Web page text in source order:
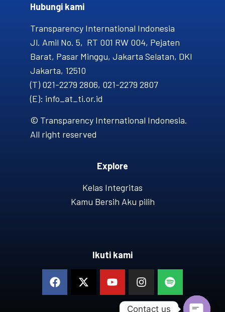
Hubungi kami​
Transparency International Indonesia
Jl. Amil No. 5, RT 001 RW 004, Pejaten
Barat, Pasar Minggu, Jakarta Selatan, DKI
Jakarta, 12510
(T) 021-2279 2806, 021-2279 2807
(E): info_at_ti.or.id
© Transparency International Indonesia.
All right reserved
Explore
Kelas Integritas
Kamu Bersih Aku pilih
Ikuti kami
Contact us